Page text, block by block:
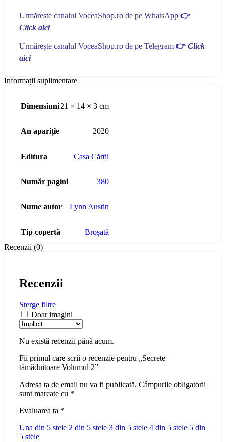
Urmărește canalul VoceaShop.ro de pe WhatsApp 👉
Click aici
Urmărește canalul VoceaShop.ro de pe Telegram 👉 Click
aici
Informații suplimentare
Dimensiuni21 × 14 × 3 cm
An apariție 2020
Editura Casa Cărții
Număr pagini 380
Nume autor Lynn Austin
Tip copertă
Broșată
Recenzii (0)
Recenzii
Sterge filtre
Doar imagini
Nu există recenzii până acum.
Fii primul care scrii o recenzie pentru „Secrete
tămăduitoare Volumul 2”
Adresa ta de email nu va fi publicată. Câmpurile obligatorii
sunt marcate cu *
Evaluarea ta *
Una din 5 stele 2 din 5 stele 3 din 5 stele 4 din 5 stele 5 din
5 stele